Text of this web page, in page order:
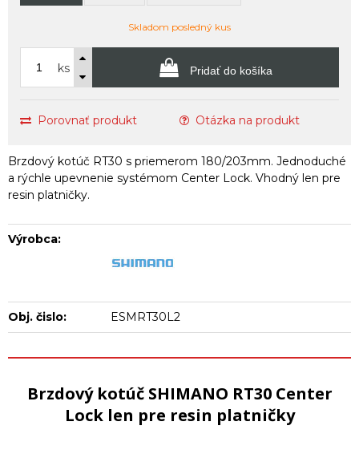
Skladom posledný kus
ks Pridať do košíka
Porovnať produkt Otázka na produkt
Brzdový kotúč RT30 s priemerom 180/203mm. Jednoduché
a rýchle upevnenie systémom Center Lock. Vhodný len pre
resin platničky.
Výrobca:
Obj. čislo: ESMRT30L2
Brzdový kotúč SHIMANO RT30 Center
Lock len pre resin platničky